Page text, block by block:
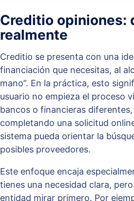
Creditio opiniones:
realmente
Creditio se presenta con una
financiación que necesitas, al
mano”. En la práctica, esto
usuario no empieza el proceso
bancos o financieras diferentes,
completando una solicitud
sistema pueda orientar la
posibles proveedores.
Este enfoque encaja
tienes una necesidad clara,
entidad mirar primero. Por